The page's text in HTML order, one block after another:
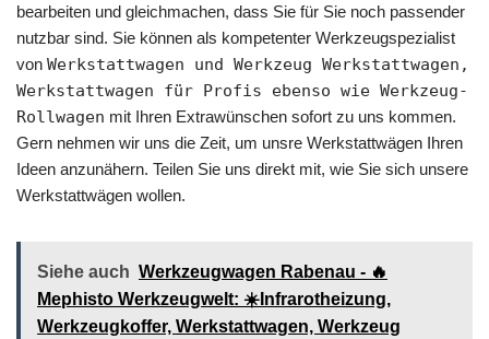
bearbeiten und gleichmachen, dass Sie für Sie noch passender
nutzbar sind. Sie können als kompetenter Werkzeugspezialist
von Werkstattwagen und Werkzeug Werkstattwagen,
Werkstattwagen für Profis ebenso wie Werkzeug-
Rollwagen mit Ihren Extrawünschen sofort zu uns kommen.
Gern nehmen wir uns die Zeit, um unsre Werkstattwägen Ihren
Ideen anzunähern. Teilen Sie uns direkt mit, wie Sie sich unsere
Werkstattwägen wollen.
Siehe auch Werkzeugwagen Rabenau - 🔥
Mephisto Werkzeugwelt: ☀️Infrarotheizung,
Werkzeugkoffer, Werkstattwagen, Werkzeug